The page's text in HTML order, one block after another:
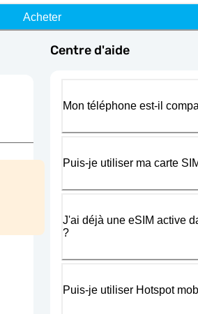
Acheter
Centre d'aide
Mon téléphone est-il
Puis-je utiliser ma carte
J'ai déjà une eSIM active
?
Puis-je utiliser Hotspot